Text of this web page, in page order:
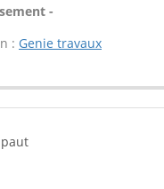
-
: Genie travaux